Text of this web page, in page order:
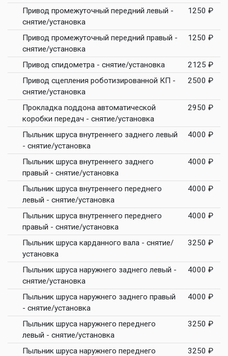
Привод промежуточный передний левый -
снятие/установка
1250 ₽
Привод промежуточный передний правый -
снятие/установка
1250 ₽
Привод спидометра - снятие/установка
2125 ₽
Привод сцепления роботизированной КП -
снятие/установка
2500 ₽
Прокладка поддона автоматической
коробки передач - снятие/установка
2950 ₽
Пыльник шруса внутреннего заднего левый
- снятие/установка
4000 ₽
Пыльник шруса внутреннего заднего
правый - снятие/установка
4000 ₽
Пыльник шруса внутреннего переднего
левый - снятие/установка
4000 ₽
Пыльник шруса внутреннего переднего
правый - снятие/установка
4000 ₽
Пыльник шруса карданного вала - снятие/
установка
3250 ₽
Пыльник шруса наружнего заднего левый -
снятие/установка
4000 ₽
Пыльник шруса наружнего заднего правый
- снятие/установка
4000 ₽
Пыльник шруса наружнего переднего
левый - снятие/установка
3250 ₽
Пыльник шруса наружнего переднего
3250 ₽